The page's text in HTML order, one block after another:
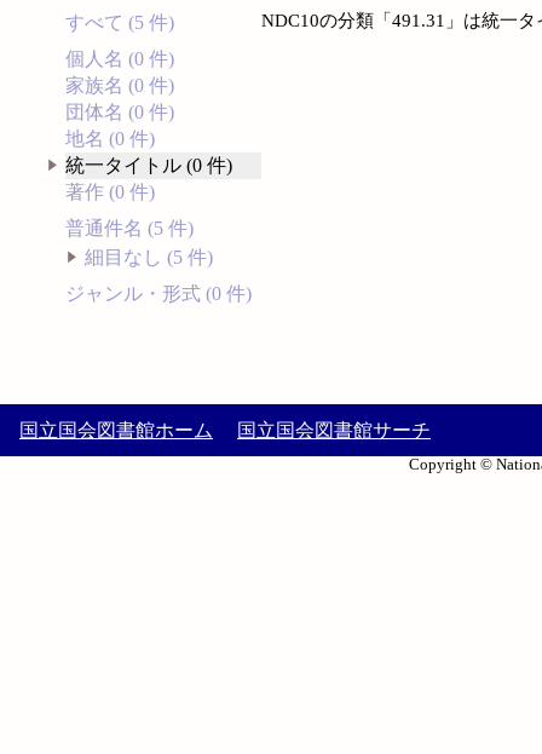
すべて (5 件)
個人名 (0 件)
家族名 (0 件)
団体名 (0 件)
地名 (0 件)
統一タイトル (0 件)
著作 (0 件)
普通件名 (5 件)
細目なし (5 件)
ジャンル・形式 (0 件)
NDC10の分類「491.31」は統一
国立国会図書館ホーム 国立国会図書館サーチ
Copyright ©